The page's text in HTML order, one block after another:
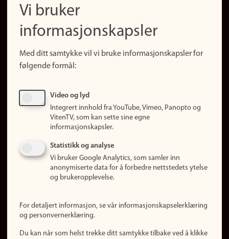
(no)
Finn forsker
Presse
Finn studier
Ledige stillinger
Om nettstedet
Informasjonskapsler
Personvern
Vi bruker
informasjonskapsler
Med ditt samtykke vil vi bruke informasjonskapsler for
følgende formål:
Video og lyd
Integrert innhold fra YouTube, Vimeo, Panopto og
VitenTV, som kan sette sine egne
informasjonskapsler.
Statistikk og analyse
Vi bruker Google Analytics, som samler inn
anonymiserte data for å forbedre nettstedets ytelse
og brukeropplevelse.
For detaljert informasjon, se vår informasjonskapselerklæring
og personvernerklæring.
Du kan når som helst trekke ditt samtykke tilbake ved å klikke